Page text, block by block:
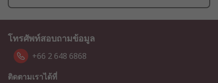
โทรศัพท์สอบถามข้อมูล
+66 2 648 6868
ติดตามเราได้ที่